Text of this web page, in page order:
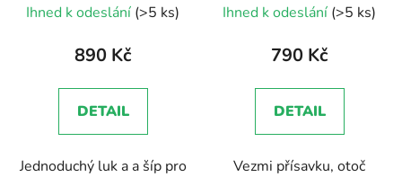
Ihned k odeslání (>5 ks)
890 Kč
DETAIL
Jednoduchý luk a a šíp pro
Ihned k odeslání (>5 ks)
790 Kč
DETAIL
Vezmi přísavku, otoč